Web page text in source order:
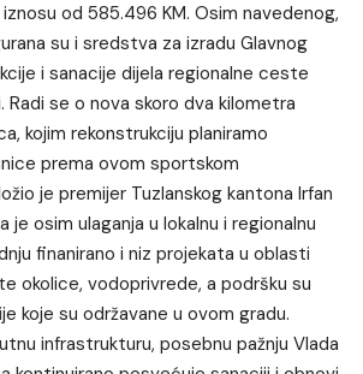
iznosu od 585.496 KM. Osim navedenog,
su i sredstva za izradu Glavnog
i sanacije dijela regionalne ceste
Radi se o nova skoro dva kilometra
kojim rekonstrukciju planiramo
prema ovom sportskom
je premijer Tuzlanskog kantona Irfan
je osim ulaganja u lokalnu i regionalnu
finanirano i niz projekata u oblasti
okolice, vodoprivrede, a podršku su
koje su održavane u ovom gradu.
infrastrukturu, posebnu pažnju Vlada